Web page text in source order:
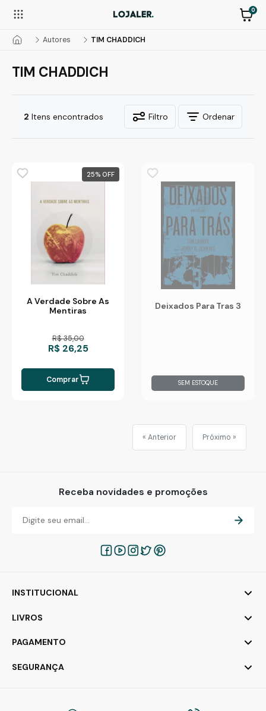
0
Autores TIM CHADDICH
TIM CHADDICH
2 Itens encontrados Filtro Ordenar
25%
A Verdade Sobre As
Mentiras
R$ 35,00
R$ 26,25
Comprar
Deixados Para Tras 3
SEM ESTOQUE
« Anterior Próximo »
Receba novidades e promoções
INSTITUCIONAL
LIVROS
PAGAMENTO
SEGURANÇA